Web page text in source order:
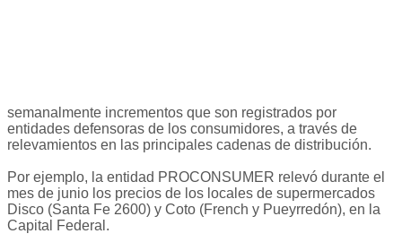
semanalmente incrementos que son registrados por
entidades defensoras de los consumidores, a través de
relevamientos en las principales cadenas de distribución.
Por ejemplo, la entidad PROCONSUMER relevó durante el
mes de junio los precios de los locales de supermercados
Disco (Santa Fe 2600) y Coto (French y Pueyrredón), en la
Capital Federal.